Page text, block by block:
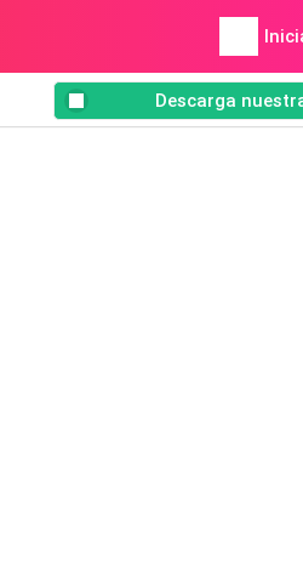
Descarga